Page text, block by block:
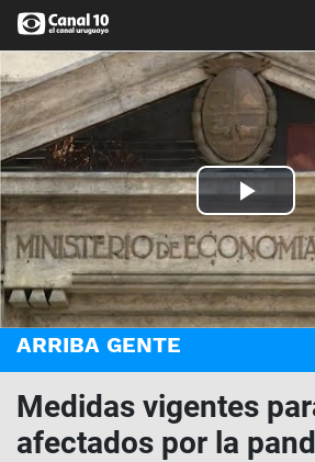
Play
ARRIBA GENTE
Medidas vigentes
afectados por la